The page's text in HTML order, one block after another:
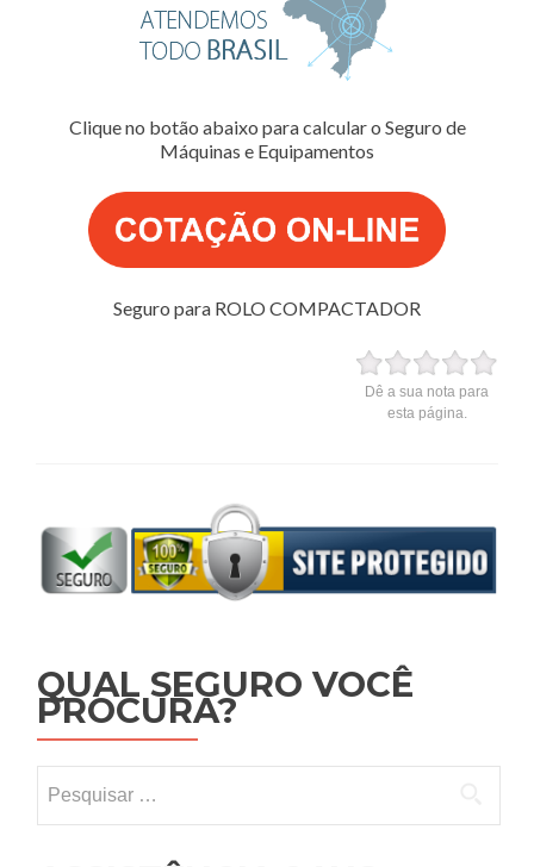
Clique no botão abaixo para calcular o Seguro de
Máquinas e Equipamentos
Seguro para ROLO COMPACTADOR
Dê a sua nota para
esta página.
QUAL SEGURO VOCÊ
PROCURA?